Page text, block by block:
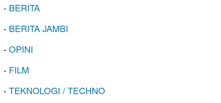
- BERITA
- BERITA JAMBI
-OPINI
- FILM
-TEKNOLOGI / TECHNO